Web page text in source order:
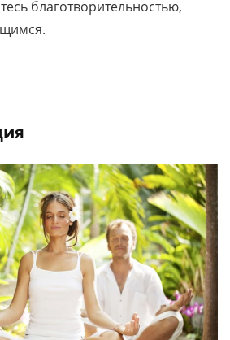
благотворительностью,